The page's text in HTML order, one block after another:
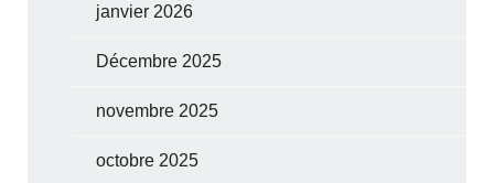
janvier 2026
Décembre 2025
novembre 2025
octobre 2025